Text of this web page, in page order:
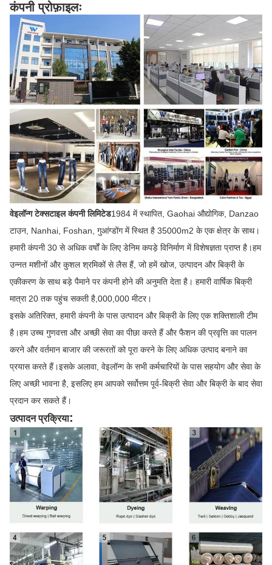
कंपनी प्रोफ़ाइलः
वेइलॉन्ग टेक्सटाइल कंपनी लिमिटेड1984 में स्थापित, Gaohai औद्योगिक, Danzao
टाउन, Nanhai, Foshan, गुआंग्डोंग में स्थित है 35000m2 के एक क्षेत्र के साथ।
हमारी कंपनी 30 से अधिक वर्षों के लिए डेनिम कपड़े विनिर्माण में विशेषज्ञता प्राप्त है।हम
उन्नत मशीनों और कुशल श्रमिकों से लैस हैं, जो हमें खोज, उत्पादन और बिक्री के
एकीकरण के साथ बड़े पैमाने पर कंपनी होने की अनुमति देता है। हमारी वार्षिक बिक्री
मात्रा 20 तक पहुंच सकती है,000,000 मीटर।
इसके अतिरिक्त, हमारी कंपनी के पास उत्पादन और बिक्री के लिए एक शक्तिशाली टीम
है।हम उच्च गुणवत्ता और अच्छी सेवा का पीछा करते हैं और फैशन की प्रवृत्ति का पालन
करने और वर्तमान बाजार की जरूरतों को पूरा करने के लिए अधिक उत्पाद बनाने का
प्रयास करते हैं।इसके अलावा, वेइलॉन्ग के सभी कर्मचारियों के पास सहयोग और सेवा के
लिए अच्छी भावना है, इसलिए हम आपको सर्वोत्तम पूर्व-बिक्री सेवा और बिक्री के बाद सेवा
प्रदान कर सकते हैं।
उत्पादन प्रक्रिया: